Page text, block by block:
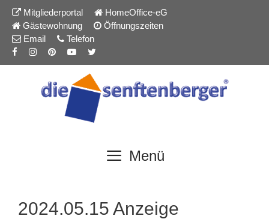
springen
Zum
Inhalt
springen
Mitgliederportal
HomeOffice-eG
Gästewohnung
Öffnungszeiten
Email
Telefon
Menü
2024.05.15 Anzeige